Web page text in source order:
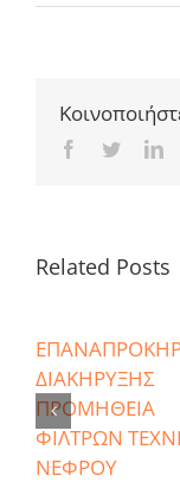
Facebook
Twitter
Related Posts
ΔΙΑΚΗΡΥΞΗΣ
ΠΡΟΜΗΘΕΙΑ
ΦΙΛΤΡΩΝ
ΝΕΦΡΟΥ